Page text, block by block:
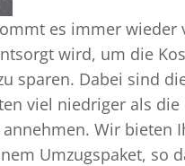
es immer wieder
wird, um die
sparen. Dabei sind
viel niedriger als die
Wir bieten
Umzugspaket, so